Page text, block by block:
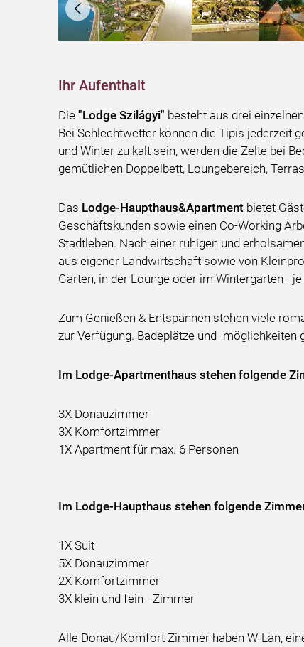
Ihr Aufenthalt
Die "Lodge Szilágyi" besteht aus drei
Bei Schlechtwetter können die Tipis jederzeit
und Winter zu kalt sein, werden die Zelte bei
gemütlichen Doppelbett, Loungebereich,
Das Lodge-Haupthaus&Apartment bietet
Geschäftskunden sowie einen Co-Working
Stadtleben. Nach einer ruhigen und
aus eigener Landwirtschaft sowie von
Garten, in der Lounge oder im Wintergarten -
Zum Genießen & Entspannen stehen viele
zur Verfügung. Badeplätze und -
Im Lodge-Apartmenthaus stehen folgende
3X Donauzimmer
3X Komfortzimmer
1X Apartment
Im Lodge-Haupthaus stehen folgende
1X Suit
5X Donauzimmer
2X Komfortzimmer
3X klein und fein - Zimmer
Alle Donau/Komfort Zimmer haben W-Lan,